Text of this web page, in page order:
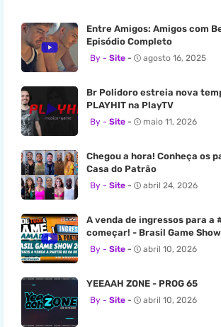
Entre Amigos: Amigos com
Episódio Completo
Site agosto 16, 2025
Br Polidoro estreia nova
PLAYHIT na PlayTV
Site maio 11, 2026
Chegou a hora! Conheça os
Casa do Patrão
Site abril 24, 2026
A venda de ingressos para a
começar! - Brasil Game Show
Site abril 10, 2026
YEEAAH ZONE - PROG 65
Site abril 10, 2026